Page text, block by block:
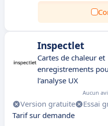
Inspectlet
Cartes de chaleur et
enregistrements
l’analyse UX
Aucun
Version gratuite Essai
Tarif sur demande